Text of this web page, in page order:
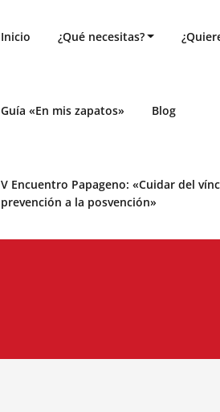
Inicio ¿Qué necesitas?
Guía «En mis zapatos» Blog
V Encuentro Papageno: «Cuidar del
prevención a la posvención»